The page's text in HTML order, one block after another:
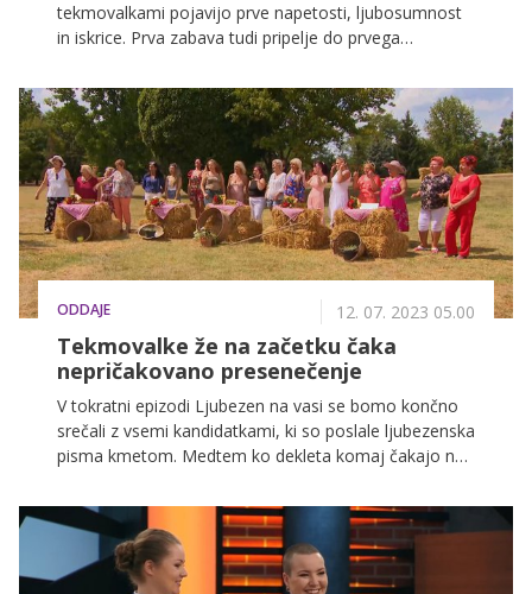
tekmovalkami pojavijo prve napetosti, ljubosumnost
in iskrice. Prva zabava tudi pripelje do prvega
ODDAJE 12. 07. 2023 05.00
Tekmovalke že na začetku čaka
nepričakovano presenečenje
V tokratni epizodi Ljubezen na vasi se bomo končno
srečali z vsemi kandidatkami, ki so poslale ljubezenska
pisma kmetom. Medtem ko dekleta komaj čakajo na
nepričakovano presenečenje.